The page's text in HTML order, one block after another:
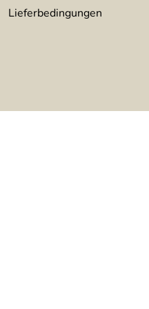
Lieferbedingungen